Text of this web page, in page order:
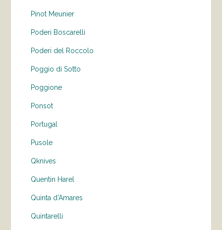
Pinot Meunier
Poderi Boscarelli
Poderi del Roccolo
Poggio di Sotto
Poggione
Ponsot
Portugal
Pusole
Qknives
Quentin Harel
Quinta d'Amares
Quintarelli